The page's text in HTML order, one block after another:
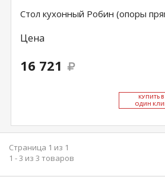
Стол кухонный Робин (опоры
Цена
16 721
КУ­ПИТЬ В
ОДИН
Страница 1 из 1
1 - 3 из 3 товаров